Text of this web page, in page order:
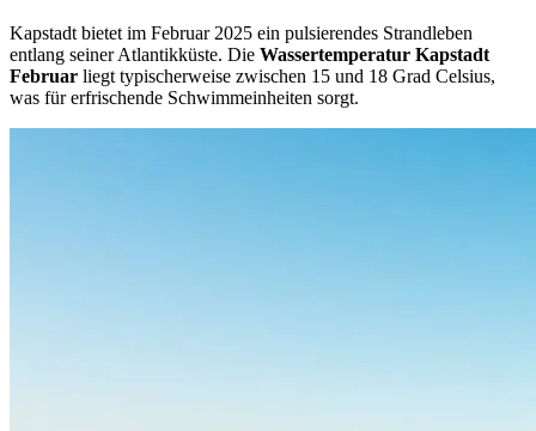
Kapstadt bietet im Februar 2025 ein pulsierendes Strandleben
entlang seiner Atlantikküste. Die Wassertemperatur Kapstadt
Februar liegt typischerweise zwischen 15 und 18 Grad Celsius,
was für erfrischende Schwimmeinheiten sorgt.